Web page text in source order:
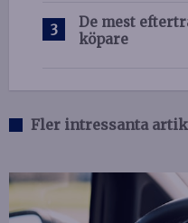
De mest
köpare
Fler intressanta